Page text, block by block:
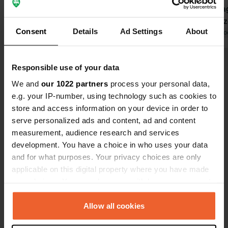
Consent Details Ad Settings About
Responsible use of your data
We and our 1022 partners process your personal data,
e.g. your IP-number, using technology such as cookies to
store and access information on your device in order to
serve personalized ads and content, ad and content
measurement, audience research and services
development. You have a choice in who uses your data
and for what purposes. Your privacy choices are only
applicable on this digital property where you have made
any time from the Cookie Declaration or by clicking on
the Privacy trigger icon.Allow all cookies
sono generalmente molto grandi, ma
ce ne sono alcune spaziose dove è
camper di 7,5/8 metri.
Tradotto da GoogleMostra originale
piccola
pulita.
m² per
Tradotto da
Visualizza tutte le 13 recensioni
Sei stato qui?
Contatto